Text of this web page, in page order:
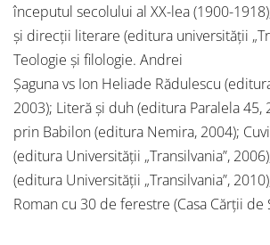
începutul secolului al XX-lea (1900-
şi direcţii literare (editura universităţii
Teologie şi filologie. Andrei
Şaguna vs Ion Heliade Rădulescu
2003); Literă şi duh (editura Paralela 45,
prin Babilon (editura Nemira, 2004);
(editura Universităţii „Transilvania”,
(editura Universităţii „Transilvania”,
Roman cu 30 de ferestre (Casa Cărţii de